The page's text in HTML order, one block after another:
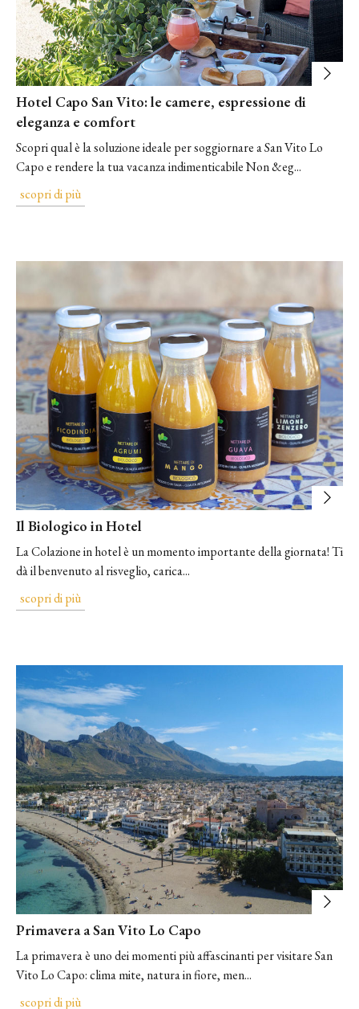
Hotel Capo San Vito: le camere, espressione di
eleganza e comfort
Scopri qual è la soluzione ideale per soggiornare a San Vito Lo
Capo e rendere la tua vacanza indimenticabile Non &eg...
scopri di più
Il Biologico in Hotel
La Colazione in hotel è un momento importante della giornata! Ti
dà il benvenuto al risveglio, carica...
scopri di più
Primavera a San Vito Lo Capo
La primavera è uno dei momenti più affascinanti per visitare San
Vito Lo Capo: clima mite, natura in fiore, men...
scopri di più